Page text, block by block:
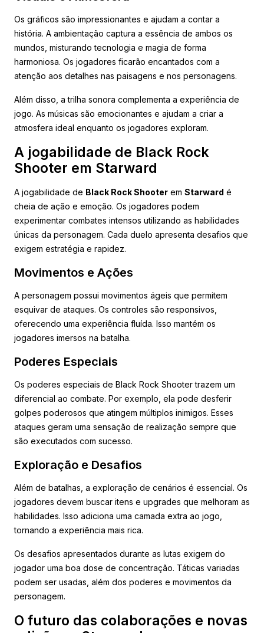
Os gráficos são impressionantes e ajudam a contar a
história. A ambientação captura a essência de ambos os
mundos, misturando tecnologia e magia de forma
harmoniosa. Os jogadores ficarão encantados com a
atenção aos detalhes nas paisagens e nos personagens.
Além disso, a trilha sonora complementa a experiência de
jogo. As músicas são emocionantes e ajudam a criar a
atmosfera ideal enquanto os jogadores exploram.
A jogabilidade de Black Rock
Shooter em Starward
A jogabilidade de Black Rock Shooter em Starward é
cheia de ação e emoção. Os jogadores podem
experimentar combates intensos utilizando as habilidades
únicas da personagem. Cada duelo apresenta desafios que
exigem estratégia e rapidez.
Movimentos e Ações
A personagem possui movimentos ágeis que permitem
esquivar de ataques. Os controles são responsivos,
oferecendo uma experiência fluída. Isso mantém os
jogadores imersos na batalha.
Poderes Especiais
Os poderes especiais de Black Rock Shooter trazem um
diferencial ao combate. Por exemplo, ela pode desferir
golpes poderosos que atingem múltiplos inimigos. Esses
ataques geram uma sensação de realização sempre que
são executados com sucesso.
Exploração e Desafios
Além de batalhas, a exploração de cenários é essencial. Os
jogadores devem buscar itens e upgrades que melhoram as
habilidades. Isso adiciona uma camada extra ao jogo,
tornando a experiência mais rica.
Os desafios apresentados durante as lutas exigem do
jogador uma boa dose de concentração. Táticas variadas
podem ser usadas, além dos poderes e movimentos da
personagem.
O futuro das colaborações e novas